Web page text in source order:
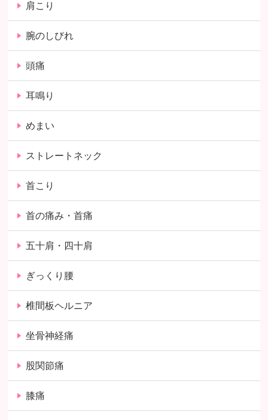
肩こり
腕のしびれ
頭痛
耳鳴り
めまい
ストレートネック
首こり
首の痛み・首痛
五十肩・四十肩
ぎっくり腰
椎間板ヘルニア
坐骨神経痛
股関節痛
膝痛